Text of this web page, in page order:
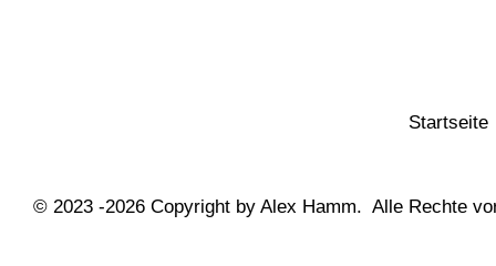
Startseite
© 2023 -2026 Copyright by Alex Hamm. Alle Rechte